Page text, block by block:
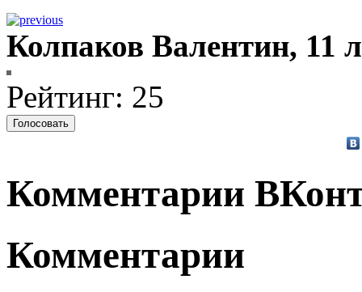
Колпаков Валентин, 11
Рейтинг: 25
Комментарии
Комментарии